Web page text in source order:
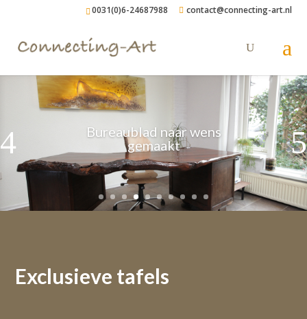
0031(0)6-24687988 contact@connecting-art.nl
Bureaublad naar wens
gemaakt
Exclusieve tafels